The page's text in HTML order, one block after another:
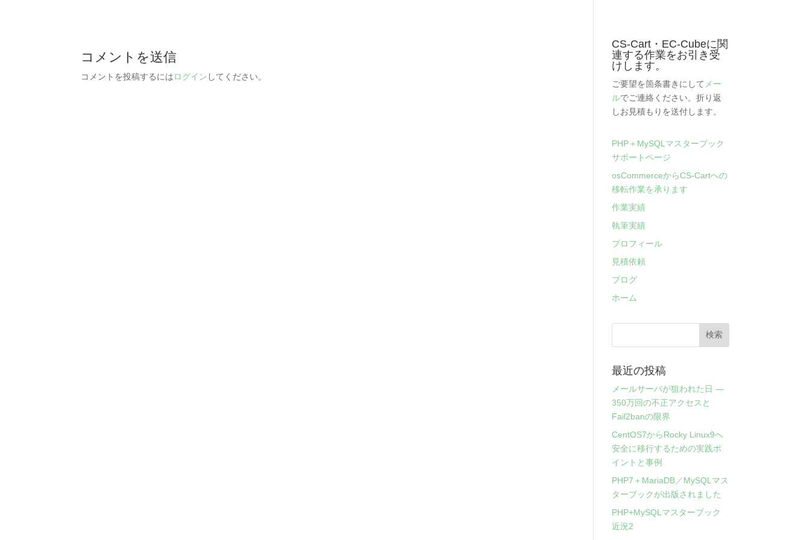
コメントを送信
コメントを投稿するにはログイン してください。
CS-Cart・EC-Cubeに関
連する作業をお引き受
けします。
ご要望を箇条書きにして メー
ルでご連絡ください。折り返
しお見積もりを送付します。
PHP＋MySQLマスターブック
サポートページ
osCommerceからCS-Cartへの
移転作業を承ります
作業実績
執筆実績
プロフィール
見積依頼
ブログ
ホーム
最近の投稿
メールサーバが狙われた日 ―
350万回の不正アクセスと
Fail2banの限界
CentOS7からRocky Linux9へ
安全に移行するための実践ポ
イントと事例
PHP7＋MariaDB／MySQLマス
ターブックが出版されました
PHP+MySQLマスターブック
近況2